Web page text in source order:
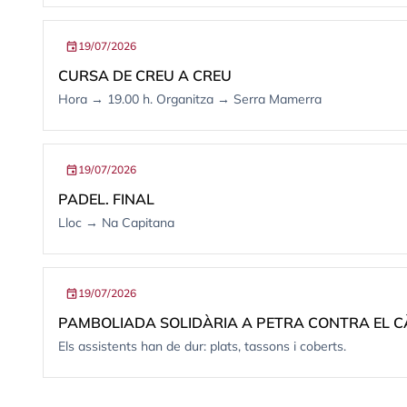
event19/07/2026
CURSA DE CREU A CREU
Hora → 19.00 h. Organitza → Serra Mamerra
event19/07/2026
PADEL. FINAL
Lloc → Na Capitana
event19/07/2026
PAMBOLIADA SOLIDÀRIA A PETRA CONTRA EL
Els assistents han de dur: plats, tassons i coberts.